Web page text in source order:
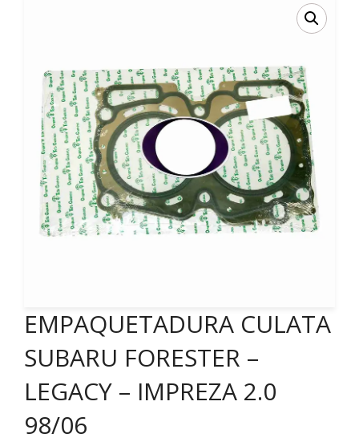
EMPAQUETADURA CULATA
SUBARU FORESTER –
LEGACY – IMPREZA 2.0
98/06